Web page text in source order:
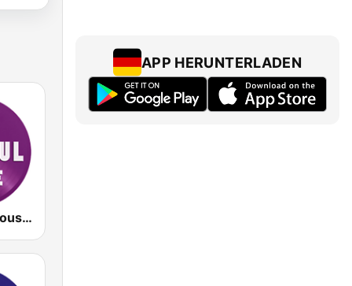
Old Soulful House Music
APP HERUNTERLADEN